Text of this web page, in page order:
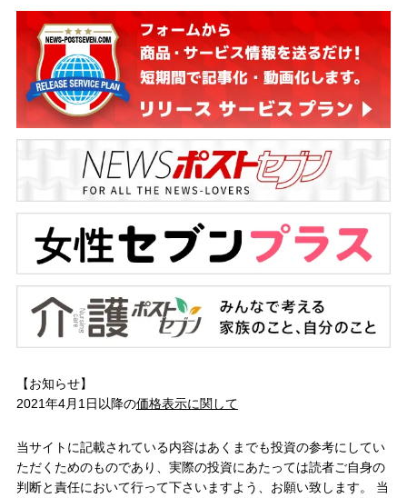
【お知らせ】
2021年4月1日以降の価格表示に関して
当サイトに記載されている内容はあくまでも投資の参考にしてい
ただくためのものであり、実際の投資にあたっては読者ご自身の
判断と責任において行って下さいますよう、お願い致します。 当